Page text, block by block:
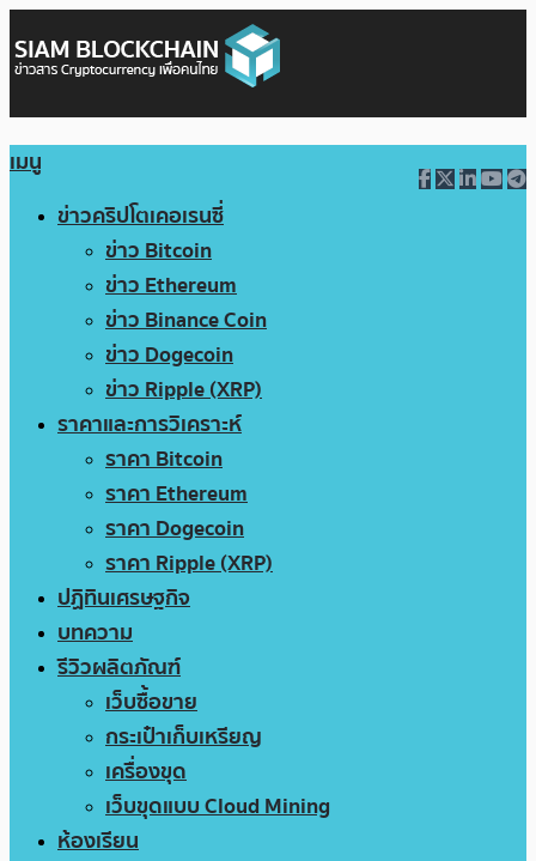
เมนู
ข่าวคริปโตเคอเรนซี่
ข่าว Bitcoin
ข่าว Ethereum
ข่าว Binance Coin
ข่าว Dogecoin
ข่าว Ripple (XRP)
ราคาและการวิเคราะห์
ราคา Bitcoin
ราคา Ethereum
ราคา Dogecoin
ราคา Ripple (XRP)
ปฏิทินเศรษฐกิจ
บทความ
รีวิวผลิตภัณฑ์
เว็บซื้อขาย
กระเป๋าเก็บเหรียญ
เครื่องขุด
เว็บขุดแบบ Cloud Mining
ห้องเรียน